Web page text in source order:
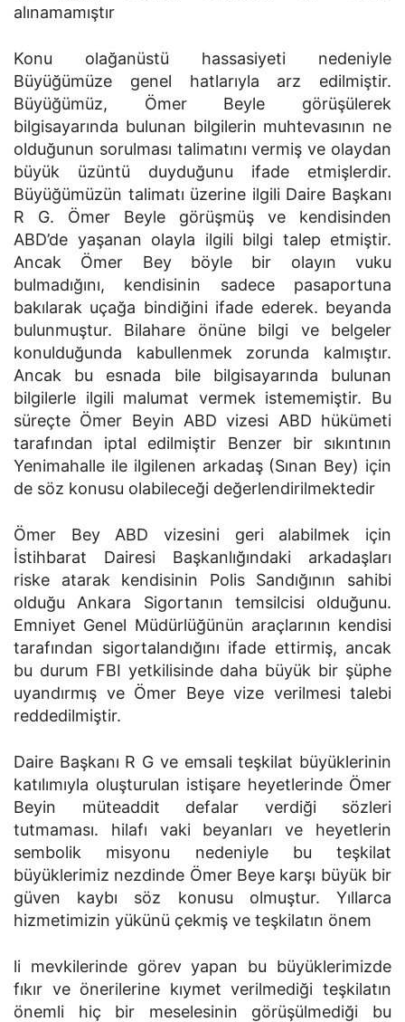
alınamamıştır
Konu olağanüstü hassasiyeti nedeniyle
Büyüğümüze genel hatlarıyla arz edilmiştir.
Büyüğümüz, Ömer Beyle görüşülerek
bilgisayarında bulunan bilgilerin muhtevasının ne
olduğunun sorulması talimatını vermiş ve olaydan
büyük üzüntü duyduğunu ifade etmişlerdir.
Büyüğümüzün talimatı üzerine ilgili Daire Başkanı
R G. Ömer Beyle görüşmüş ve kendisinden
ABD’de yaşanan olayla ilgili bilgi talep etmiştir.
Ancak Ömer Bey böyle bir olayın vuku
bulmadığını, kendisinin sadece pasaportuna
bakılarak uçağa bindiğini ifade ederek. beyanda
bulunmuştur. Bilahare önüne bilgi ve belgeler
konulduğunda kabullenmek zorunda kalmıştır.
Ancak bu esnada bile bilgisayarında bulunan
bilgilerle ilgili malumat vermek istememiştir. Bu
süreçte Ömer Beyin ABD vizesi ABD hükümeti
tarafından iptal edilmiştir Benzer bir sıkıntının
Yenimahalle ile ilgilenen arkadaş (Sınan Bey) için
de söz konusu olabileceği değerlendirilmektedir
Ömer Bey ABD vizesini geri alabilmek için
İstihbarat Dairesi Başkanlığındaki arkadaşları
riske atarak kendisinin Polis Sandığının sahibi
olduğu Ankara Sigortanın temsilcisi olduğunu.
Emniyet Genel Müdürlüğünün araçlarının kendisi
tarafından sigortalandığını ifade ettirmiş, ancak
bu durum FBI yetkilisinde daha büyük bir şüphe
uyandırmış ve Ömer Beye vize verilmesi talebi
reddedilmiştir.
Daire Başkanı R G ve emsali teşkilat büyüklerinin
katılımıyla oluşturulan istişare heyetlerinde Ömer
Beyin müteaddit defalar verdiği sözleri
tutmaması. hilafı vaki beyanları ve heyetlerin
sembolik misyonu nedeniyle bu teşkilat
büyüklerimiz nezdinde Ömer Beye karşı büyük bir
güven kaybı söz konusu olmuştur. Yıllarca
hizmetimizin yükünü çekmiş ve teşkilatın önem
li mevkilerinde görev yapan bu büyüklerimizde
fıkır ve önerilerine kıymet verilmediği teşkilatın
önemli hiç bir meselesinin görüşülmediği bu